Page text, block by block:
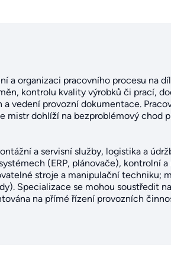
a organizaci pracovního procesu na
kontrolu kvality výrobků či prací,
vedení provozní dokumentace.
mistr dohlíží na bezproblémový chod
a servisní služby, logistika a
(ERP, plánovače), kontrolní
stroje a manipulační techniku;
Specializace se mohou soustředit
na přímé řízení provozních